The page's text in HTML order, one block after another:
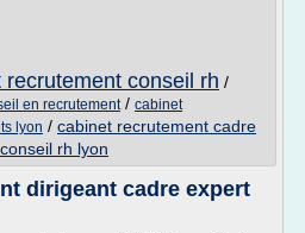
recrutement conseil rh /
en recrutement/ cabinet
lyon / cabinet recrutement cadre
rh lyon
dirigeant cadre expert